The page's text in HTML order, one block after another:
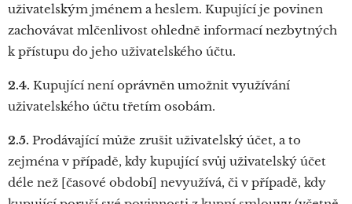
uživatelským jménem a heslem. Kupující je povinen
zachovávat mlčenlivost ohledně informací nezbytných
k přístupu do jeho uživatelského účtu.
2.4. Kupující není oprávněn umožnit využívání
uživatelského účtu třetím osobám.
2.5. Prodávající může zrušit uživatelský účet, a to
zejména v případě, kdy kupující svůj uživatelský účet
déle než [časové období] nevyužívá, či v případě, kdy